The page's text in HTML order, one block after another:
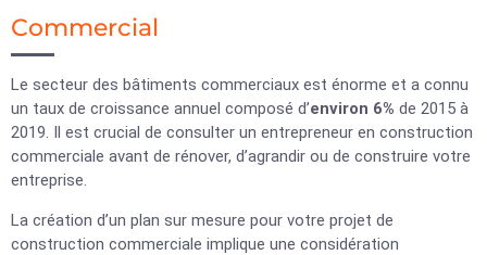
Commercial
Le secteur des bâtiments commerciaux est énorme et a connu
un taux de croissance annuel composé d’environ 6% de 2015 à
2019. Il est crucial de consulter un entrepreneur en construction
commerciale avant de rénover, d’agrandir ou de construire votre
entreprise.
La création d’un plan sur mesure pour votre projet de
construction commerciale implique une considération